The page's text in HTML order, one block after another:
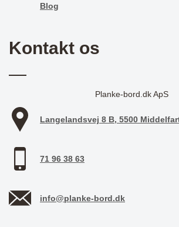
Blog
Kontakt os
Planke-bord.dk ApS
Langelandsvej 8 B, 5500
71 96 38 63
info@planke-bord.dk